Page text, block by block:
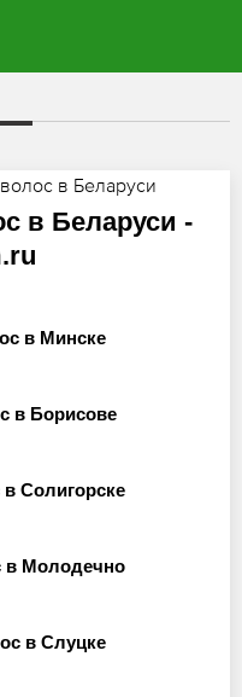
в Беларуси
в Беларуси -
в Минске
в Борисове
Солигорске
в Молодечно
в Слуцке